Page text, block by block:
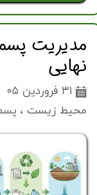
مدیریت
نهایی
۳۱ فروردین ۰۵
محیط زیست ،